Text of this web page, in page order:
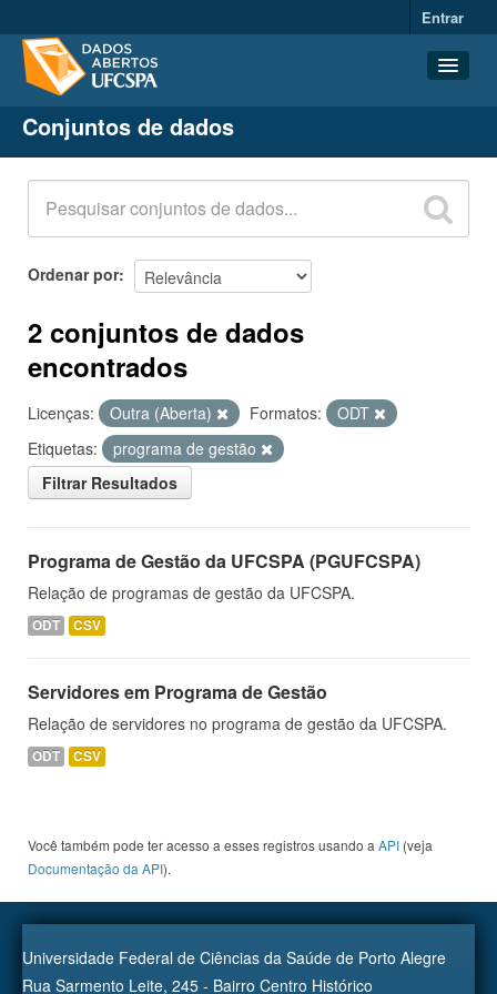
Entrar
Conjuntos de dados
Organizações
Grupos
Sobre
Conjuntos de dados
Ordenar por
2 conjuntos de dados
encontrados
Licenças: Outra (Aberta) Formatos:
ODT
Etiquetas:
programa de gestão
Filtrar Resultados
Programa de Gestão da UFCSPA (PGUFCSPA)
Relação de programas de gestão da UFCSPA.
ODT CSV
Servidores em Programa de Gestão
Relação de servidores no programa de gestão da UFCSPA.
ODT CSV
Você também pode ter acesso a esses registros usando a API (veja
Documentação da API).
Universidade Federal de Ciências da Saúde de Porto Alegre
Rua Sarmento Leite, 245 - Bairro Centro Histórico